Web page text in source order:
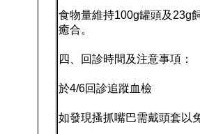
食物量維持100g罐頭及23g
癒合。
四、回診時間及注意事項：
於4/6回診追蹤血檢
如發現搔抓嘴巴需戴頭套以